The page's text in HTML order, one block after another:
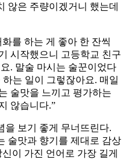
않은 주량이겠거니 했는데
를 하는 게 좋아 한 잔씩
시작했으니 고등학교 친구
. 말술 마시는 술꾼이었다
는 일이 그렇잖아요. 매일
술맛을 느끼고 평가하는
않습니다.”
을 보기 좋게 무너뜨린다.
술맛과 향기를 제대로 감상
이 가진 언어로 가장 길게